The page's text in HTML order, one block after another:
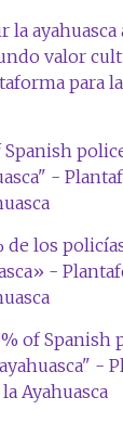
la ayahuasca
valor
para
-
de los
-
of Spanish
-
Ayahuasca